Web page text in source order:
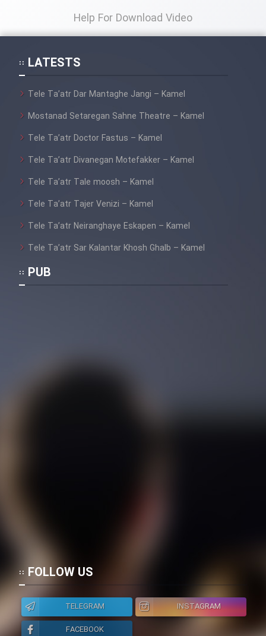
Help For Download Video
LATESTS
Tele Ta’atr Dar Mantaghe Jangi – Kamel
Mostanad Setaregan Sahne Theatre – Kamel
Tele Ta’atr Doctor Fastus – Kamel
Tele Ta’atr Divanegan Motefakker – Kamel
Tele Ta’atr Tale moosh – Kamel
Tele Ta’atr Tajer Venizi – Kamel
Tele Ta’atr Neiranghaye Eskapen – Kamel
Tele Ta’atr Sar Kalantar Khosh Ghalb – Kamel
PUB
FOLLOW US
TELEGRAM
INSTAGRAM
FACEBOOK